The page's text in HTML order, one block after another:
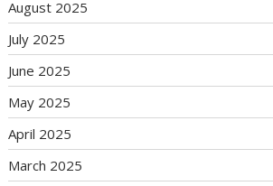
August 2025
July 2025
June 2025
May 2025
April 2025
March 2025